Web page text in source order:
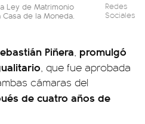
Ley de Matrimonio
de la Moneda.
Redes
Sociales
Piñera, promulgó
, que fue aprobada
cámaras del
de cuatro años de